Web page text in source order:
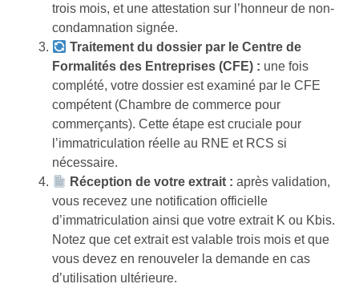
trois mois, et une attestation sur l’honneur de non-
condamnation signée.
Traitement du dossier par le Centre de
Formalités des Entreprises (CFE) : une fois
complété, votre dossier est examiné par le CFE
compétent (Chambre de commerce pour
commerçants). Cette étape est cruciale pour
l’immatriculation réelle au RNE et RCS si
nécessaire.
Réception de votre extrait : après validation,
vous recevez une notification officielle
d’immatriculation ainsi que votre extrait K ou Kbis.
Notez que cet extrait est valable trois mois et que
vous devez en renouveler la demande en cas
d’utilisation ultérieure.